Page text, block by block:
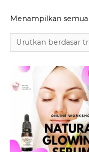
Menampilkan semua